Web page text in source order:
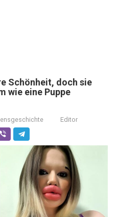
Schönheit, doch sie
wie eine Puppe
Editor